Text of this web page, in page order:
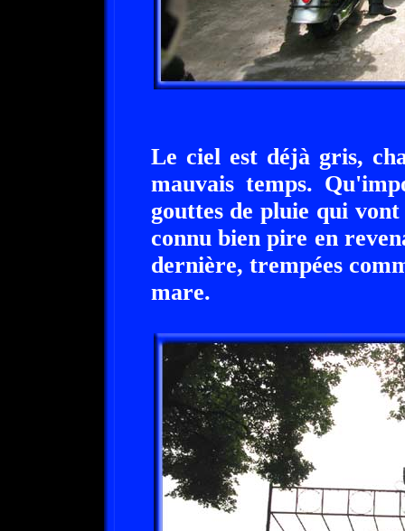
Le ciel est déjà gris,
mauvais temps.
gouttes de pluie qui
connu bien pire en
dernière, trempées
mare.